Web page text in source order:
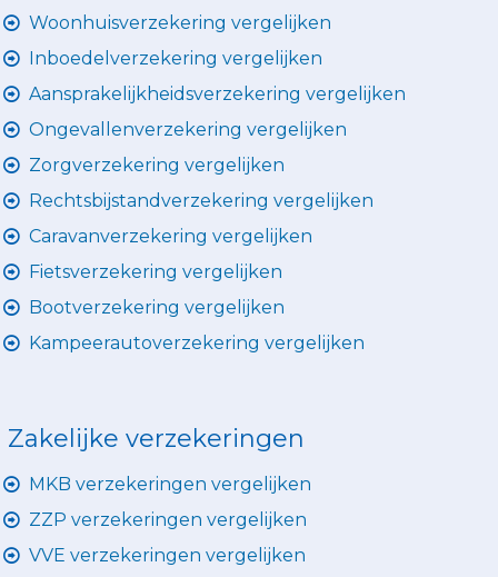
Woonhuisverzekering vergelijken
Inboedelverzekering vergelijken
Aansprakelijkheidsverzekering vergelijken
Ongevallenverzekering vergelijken
Zorgverzekering vergelijken
Rechtsbijstandverzekering vergelijken
Caravanverzekering vergelijken
Fietsverzekering vergelijken
Bootverzekering vergelijken
Kampeerautoverzekering vergelijken
Zakelijke verzekeringen
MKB verzekeringen vergelijken
ZZP verzekeringen vergelijken
VVE verzekeringen vergelijken